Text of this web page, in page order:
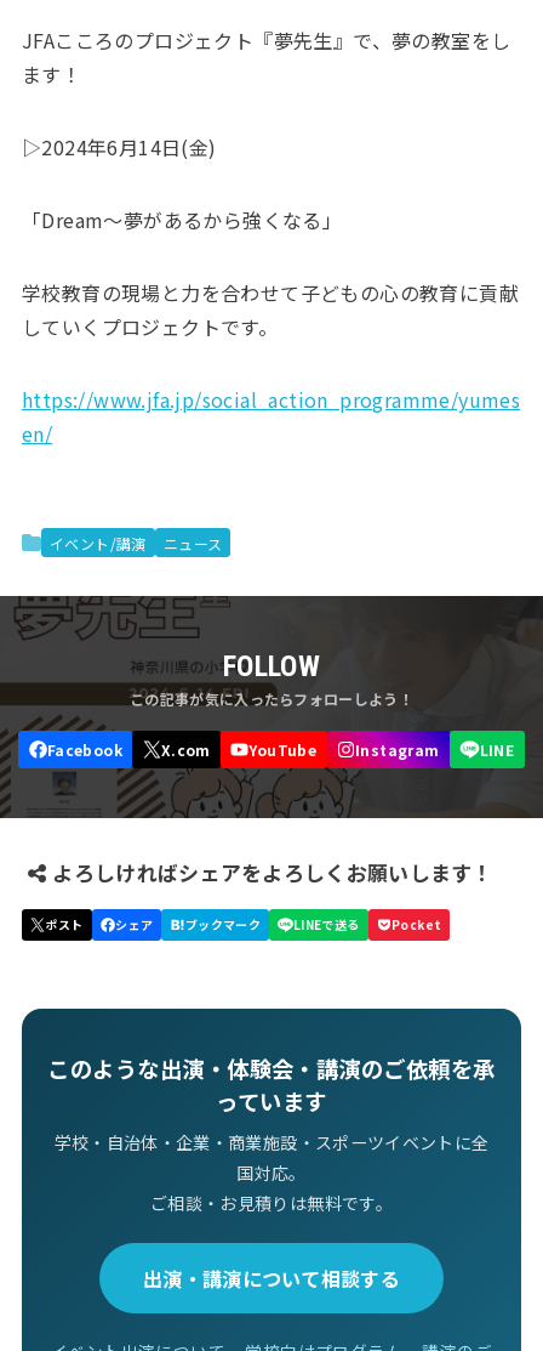
JFAこころのプロジェクト『夢先生』で、夢の教室をし
ます！
▷2024年6月14日(金)
「Dream〜夢があるから強くなる」
学校教育の現場と力を合わせて子どもの心の教育に貢献
していくプロジェクトです。
https://www.jfa.jp/social_action_programme/yumes
en/
イベント/講演 ニュース
FOLLOW
よろしければシェアをよろしくお願いします！
このような出演・体験会・講演のご依頼を承
っています
学校・自治体・企業・商業施設・スポーツイベントに全
国対応。
ご相談・お見積りは無料です。
出演・講演について相談する